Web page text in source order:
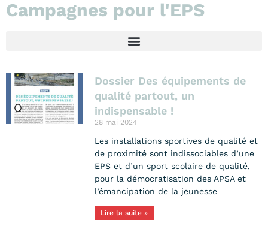
Campagnes pour l'EPS
Dossier Des équipements de
qualité partout, un
indispensable !
28 mai 2024
Les installations sportives de qualité et
de proximité sont indissociables d’une
EPS et d’un sport scolaire de qualité,
pour la démocratisation des APSA et
l’émancipation de la jeunesse
Lire la suite »